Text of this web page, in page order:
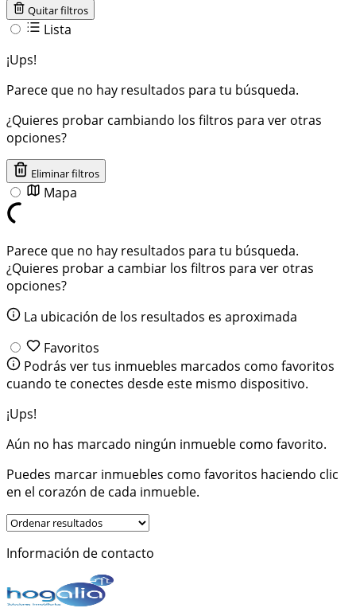
Quitar filtros
Lista
¡Ups!
Parece que no hay resultados para tu búsqueda.
¿Quieres probar cambiando los filtros para ver otras
opciones?
Eliminar filtros
Mapa
Parece que no hay resultados para tu búsqueda.
¿Quieres probar a cambiar los filtros para ver otras
opciones?
La ubicación de los resultados es aproximada
Favoritos
Podrás ver tus inmuebles marcados como favoritos
cuando te conectes desde este mismo dispositivo.
¡Ups!
Aún no has marcado ningún inmueble como favorito.
Puedes marcar inmuebles como favoritos haciendo clic
en el corazón de cada inmueble.
Información de contacto